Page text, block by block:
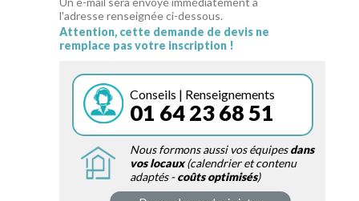
CONSEILS MICRO-COACHING
WEBINAIRES
QUESTIONNAIRE GRATUIT
l'adresse renseignée ci-dessous.
Attention, cette demande de devis ne
remplace pas votre inscription !
Conseils | Renseignements
01 64 23 68 51
Nous formons aussi vos équipesdans
vos locaux(calendrier et contenu
adaptés -coûts optimisés)